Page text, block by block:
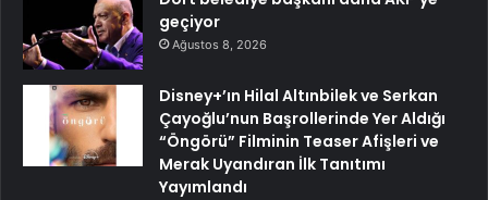
geçiyor
Ağustos 8, 2026
Disney+’ın Hilal Altınbilek ve Serkan
Çayoğlu’nun Başrollerinde Yer Aldığı
“Öngörü” Filminin Teaser Afişleri ve
Merak Uyandıran İlk Tanıtımı
Yayımlandı